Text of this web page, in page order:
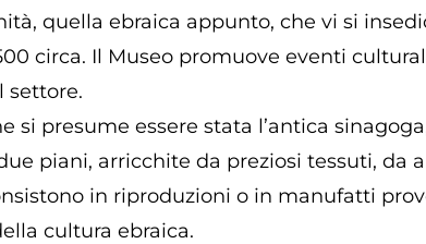
quella ebraica appunto, che vi si
circa. Il Museo promuove eventi
settore.
si presume essere stata l’antica
piani, arricchite da preziosi tessuti, da
in riproduzioni o in manufatti
cultura ebraica.